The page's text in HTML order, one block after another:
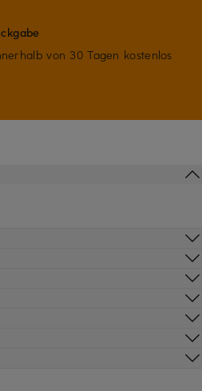
von 30 Tagen kostenlos